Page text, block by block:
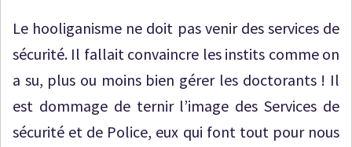
Le hooliganisme ne doit pas venir des services de
sécurité. Il fallait convaincre les instits comme on
a su, plus ou moins bien gérer les doctorants ! Il
est dommage de ternir l’image des Services de
sécurité et de Police, eux qui font tout pour nous